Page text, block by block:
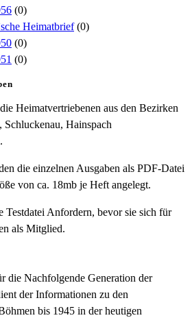
(0)
Heimatbrief (0)
(0)
(0)
Heimatvertriebenen aus den Bezirken
Hainspach
die einzelnen Ausgaben als PDF-Datei
von ca. 18mb je Heft angelegt.
Testdatei Anfordern, bevor sie sich für
als Mitglied.
die Nachfolgende Generation der
der Informationen zu den
bis 1945 in der heutigen